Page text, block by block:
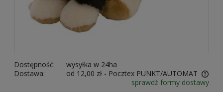
Dostępność:
wysyłka w 24ha
Dostawa:
od 12,00 zł - Pocztex PUNKT/AUTOMAT
Cena nie zawiera ewentualnych kosztów płatności
sprawdź formy dostawy